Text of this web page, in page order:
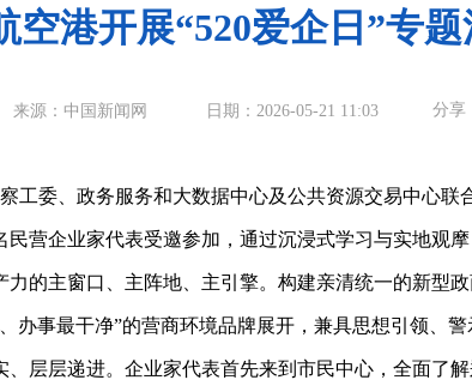
空港开展“520爱企日”专
来源：中国新闻网 日期：2026-05-21 11:03 分享
委、政务服务和大数据中心及公共资源交易中心联
营企业家代表受邀参加，通过沉浸式学习与实地观
主窗口、主阵地、主引擎。构建亲清统一的新型政
办事最干净”的营商环境品牌展开，兼具思想引领、警
层递进。企业家代表首先来到市民中心，全面了